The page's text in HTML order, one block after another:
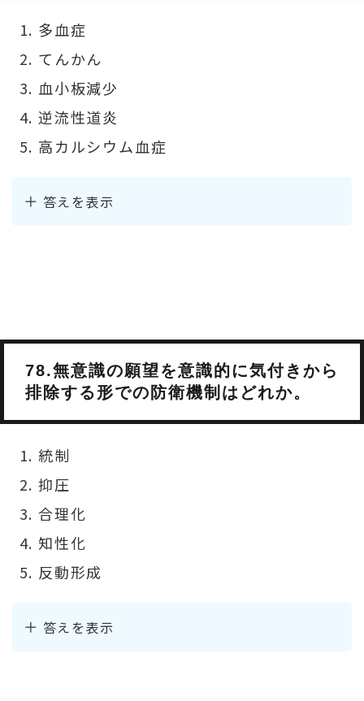
多血症
てんかん
血小板減少
逆流性道炎
高カルシウム血症
答えを表示
78.無意識の願望を意識的に気付きから
排除する形での防衛機制はどれか。
統制
抑圧
合理化
知性化
反動形成
答えを表示